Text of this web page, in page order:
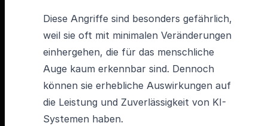
Diese Angriffe sind besonders gefährlich,
weil sie oft mit minimalen Veränderungen
einhergehen, die für das menschliche
Auge kaum erkennbar sind. Dennoch
können sie erhebliche Auswirkungen auf
die Leistung und Zuverlässigkeit von KI-
Systemen haben.